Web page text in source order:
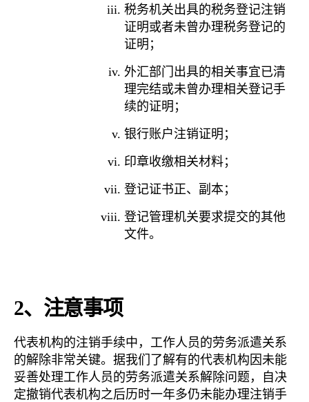
税务机关出具的税务登记注销
证明或者未曾办理税务登记的
证明；
外汇部门出具的相关事宜已清
理完结或未曾办理相关登记手
续的证明；
银行账户注销证明；
印章收缴相关材料；
登记证书正、副本；
登记管理机关要求提交的其他
文件。
2、注意事项
代表机构的注销手续中，工作人员的劳务派遣关系
的解除非常关键。据我们了解有的代表机构因未能
妥善处理工作人员的劳务派遣关系解除问题，自决
定撤销代表机构之后历时一年多仍未能办理注销手